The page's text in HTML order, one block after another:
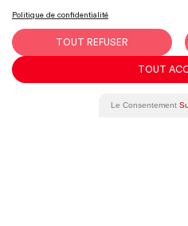
Politique de confidentialité
TOUT REFUSER
TOUT
Le Consentement